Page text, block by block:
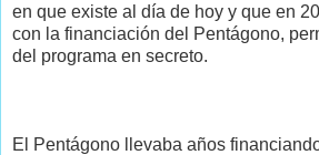
en que existe al día de hoy y que en
con la financiación del Pentágono,
del programa en secreto.
El Pentágono llevaba años